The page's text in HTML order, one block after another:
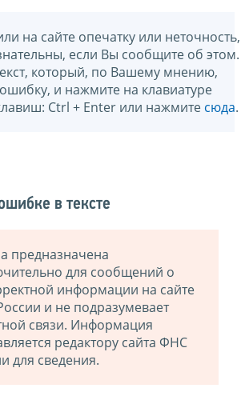
на сайте опечатку или неточность,
если Вы сообщите об этом.
который, по Вашему мнению,
и нажмите на клавиатуре
Ctrl + Enter или нажмите сюда.
в тексте
предназначена
для сообщений о
информации на сайте
и не подразумевает
связи. Информация
редактору сайта ФНС
для сведения.